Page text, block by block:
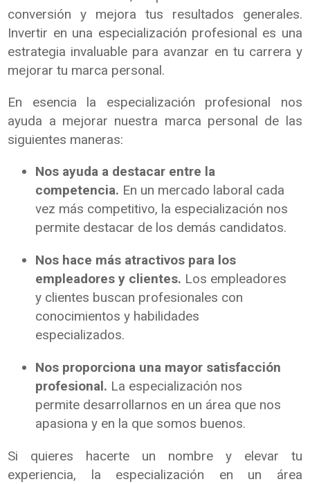
conversión y mejora tus resultados generales.
Invertir en una especialización profesional es una
estrategia invaluable para avanzar en tu carrera y
mejorar tu marca personal.
En esencia la especialización profesional nos
ayuda a mejorar nuestra marca personal de las
siguientes maneras:
Nos ayuda a destacar entre la
competencia. En un mercado laboral cada
vez más competitivo, la especialización nos
permite destacar de los demás candidatos.
Nos hace más atractivos para los
empleadores y clientes. Los empleadores
y clientes buscan profesionales con
conocimientos y habilidades
especializados.
Nos proporciona una mayor satisfacción
profesional. La especialización nos
permite desarrollarnos en un área que nos
apasiona y en la que somos buenos.
Si quieres hacerte un nombre y elevar tu
experiencia, la especialización en un área